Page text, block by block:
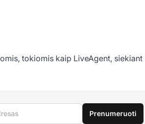
tokiomis kaip LiveAgent, siekiant
Prenumeruoti